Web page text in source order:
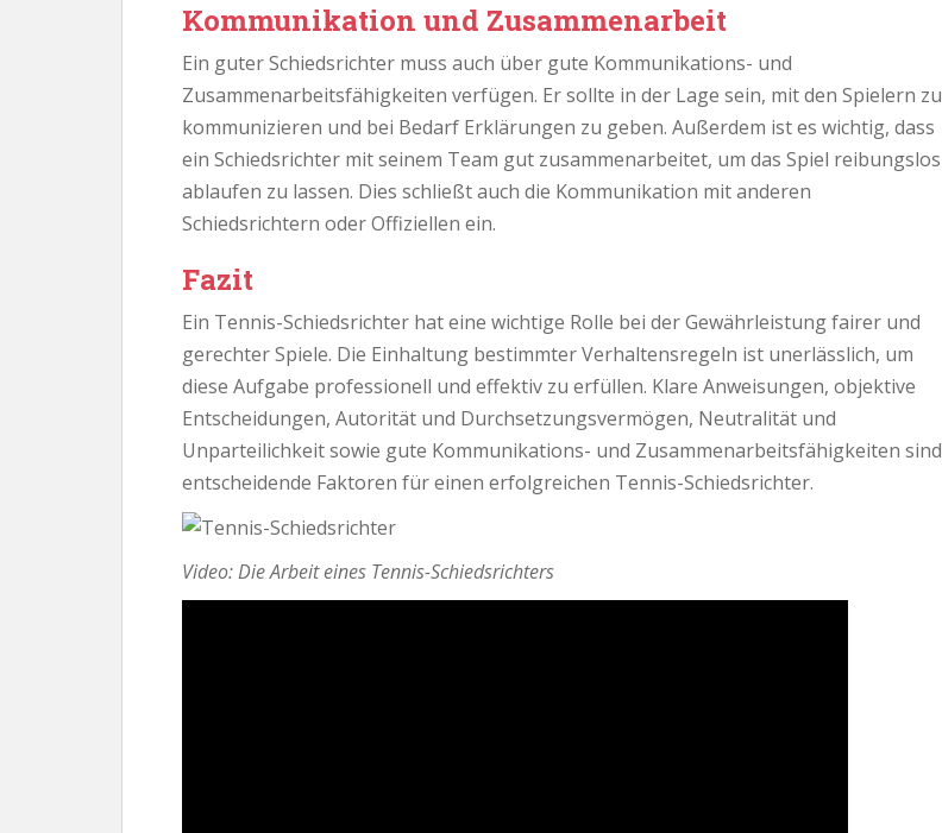
Kommunikation und Zusammenarbeit
Ein guter Schiedsrichter muss auch über gute Kommunikations- und
Zusammenarbeitsfähigkeiten verfügen. Er sollte in der Lage sein, mit den Spielern zu
kommunizieren und bei Bedarf Erklärungen zu geben. Außerdem ist es wichtig, dass
ein Schiedsrichter mit seinem Team gut zusammenarbeitet, um das Spiel reibungslos
ablaufen zu lassen. Dies schließt auch die Kommunikation mit anderen
Schiedsrichtern oder Offiziellen ein.
Fazit
Ein Tennis-Schiedsrichter hat eine wichtige Rolle bei der Gewährleistung fairer und
gerechter Spiele. Die Einhaltung bestimmter Verhaltensregeln ist unerlässlich, um
diese Aufgabe professionell und effektiv zu erfüllen. Klare Anweisungen, objektive
Entscheidungen, Autorität und Durchsetzungsvermögen, Neutralität und
Unparteilichkeit sowie gute Kommunikations- und Zusammenarbeitsfähigkeiten sind
entscheidende Faktoren für einen erfolgreichen Tennis-Schiedsrichter.
Video: Die Arbeit eines Tennis-Schiedsrichters